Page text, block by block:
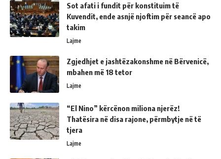
Sot afati i fundit për konstituim të
Kuvendit, ende asnjë njoftim për seancë apo
takim
Lajme
Zgjedhjet e jashtëzakonshme në Bërvenicë,
mbahen më 18 tetor
Lajme
“El Nino” kërcënon miliona njerëz!
Thatësira në disa rajone, përmbytje në të
tjera
Lajme